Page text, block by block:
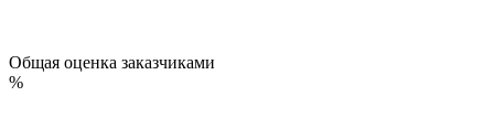
Общая оценка заказчиками
%